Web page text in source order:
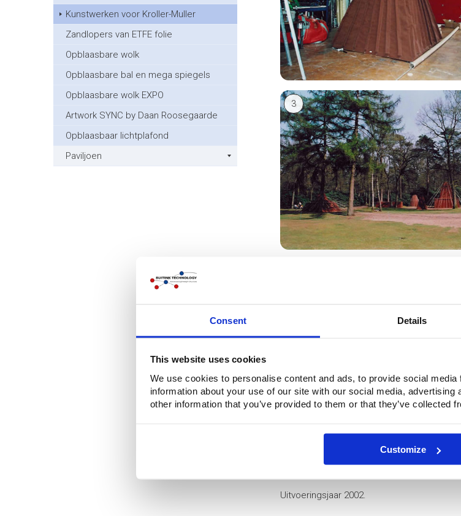
Consent Details
This website uses cookies
We use cookies to personalise content and ads, to provide social
information about your use of our site with our social media,
other information that you’ve provided to them or that they’ve collected
Customize
Kunstwerken voor Kroller-Muller
Zandlopers van ETFE folie
Opblaasbare wolk
Opblaasbare bal en mega spiegels
Opblaasbare wolk EXPO
Artwork SYNC by Daan Roosegaarde
Opblaasbaar lichtplafond
Paviljoen
3
Sinds het begin van de jaren '70 werkt
binnenste buiten gekeerde tenten in
het bekleden van de constructie met
Uitvoeringsjaar 2002.